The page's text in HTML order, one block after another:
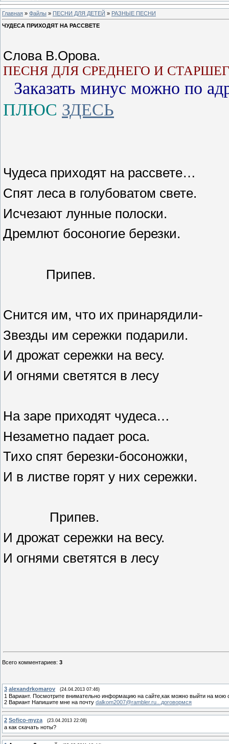
Главная » Файлы » ПЕСНИ ДЛЯ ДЕТЕЙ » РАЗНЫЕ ПЕСНИ
ЧУДЕСА ПРИХОДЯТ НА РАССВЕТЕ
Слова В.Орова.
ПЕСНЯ ДЛЯ СРЕДНЕГО И
Заказать минус можно по
ПЛЮС ЗДЕСЬ
Чудеса приходят на рассвете…
Спят леса в голубоватом свете.
Исчезают лунные полоски.
Дремлют босоногие березки.
Припев.
Снится им, что их принарядили-
Звезды им сережки подарили.
И дрожат сережки на весу.
И огнями светятся в лесу
На заре приходят чудеса…
Незаметно падает роса.
Тихо спят березки-босоножки,
И в листве горят у них сережки.
Припев.
И дрожат сережки на весу.
И огнями светятся в лесу
Всего комментариев: 3
3 alexandrkomarov (24.04.2013 07:46)
1 Вариант. Посмотрите внимательно информацию на сайте,как можно выйти на мою
2 Вариант Напишите мне на почту dalkom2007@rambler.ru...договормся
2 Sofico-myza (23.04.2013 22:08)
а как скачать ноты?